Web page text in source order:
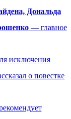
Дональда
— главное
исключения
о повестке